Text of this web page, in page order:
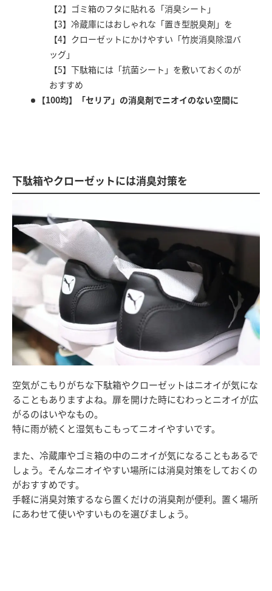
【2】ゴミ箱のフタに貼れる「消臭シート」
【3】冷蔵庫にはおしゃれな「置き型脱臭剤」を
【4】クローゼットにかけやすい「竹炭消臭除湿バ
ッグ」
【5】下駄箱には「抗菌シート」を敷いておくのが
おすすめ
【100均】「セリア」の消臭剤でニオイのない空間に
下駄箱やクローゼットには消臭対策を
空気がこもりがちな下駄箱やクローゼットはニオイが気にな
ることもありますよね。扉を開けた時にむわっとニオイが広
がるのはいやなもの。
特に雨が続くと湿気もこもってニオイやすいです。
また、冷蔵庫やゴミ箱の中のニオイが気になることもあるで
しょう。そんなニオイやすい場所には消臭対策をしておくの
がおすすめです。
手軽に消臭対策するなら置くだけの消臭剤が便利。置く場所
にあわせて使いやすいものを選びましょう。